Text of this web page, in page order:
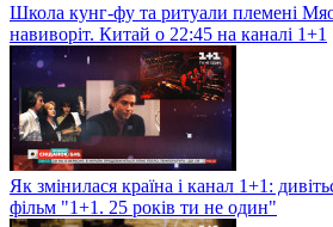
Школа кунг-фу та ритуали племені
навиворіт. Китай о 22:45 на каналі 1+1
Як змінилася країна і канал 1+1:
фільм "1+1. 25 років ти не один"